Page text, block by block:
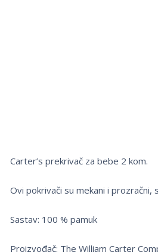
Carter’s prekrivač za bebe 2 kom.
Ovi pokrivači su mekani i
Sastav: 100 % pamuk
Proizvođač: The William Carter